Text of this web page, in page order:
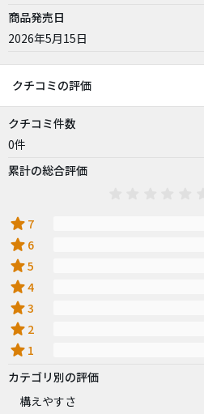
商品発売日
2026年5月15日
クチコミの評価
クチコミ件数
0件
累計の総合評価
star 7
star 6
star5
star4
star3
star 2
star 1
カテゴリ別の評価
構えやすさ